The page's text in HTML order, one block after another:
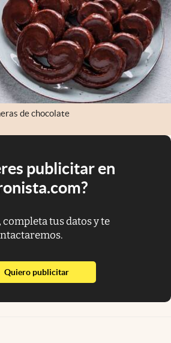
de chocolate
publicitar en
completa tus datos y te
Quiero publicitarabre en nueva pestaña